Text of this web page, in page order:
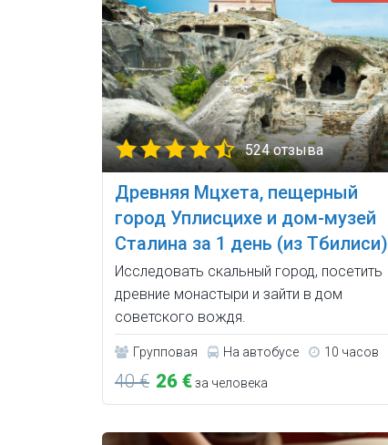
524 отзыва
Древняя Мцхета, пещерный
город Уплисцихе и дом-музей
Сталина за 1 день (из Тбилиси)
Исследовать скальный город, посетить
древние монастыри и зайти в дом
советского вождя.
Групповая На автобусе 10 часов
40 € 26 €за человека